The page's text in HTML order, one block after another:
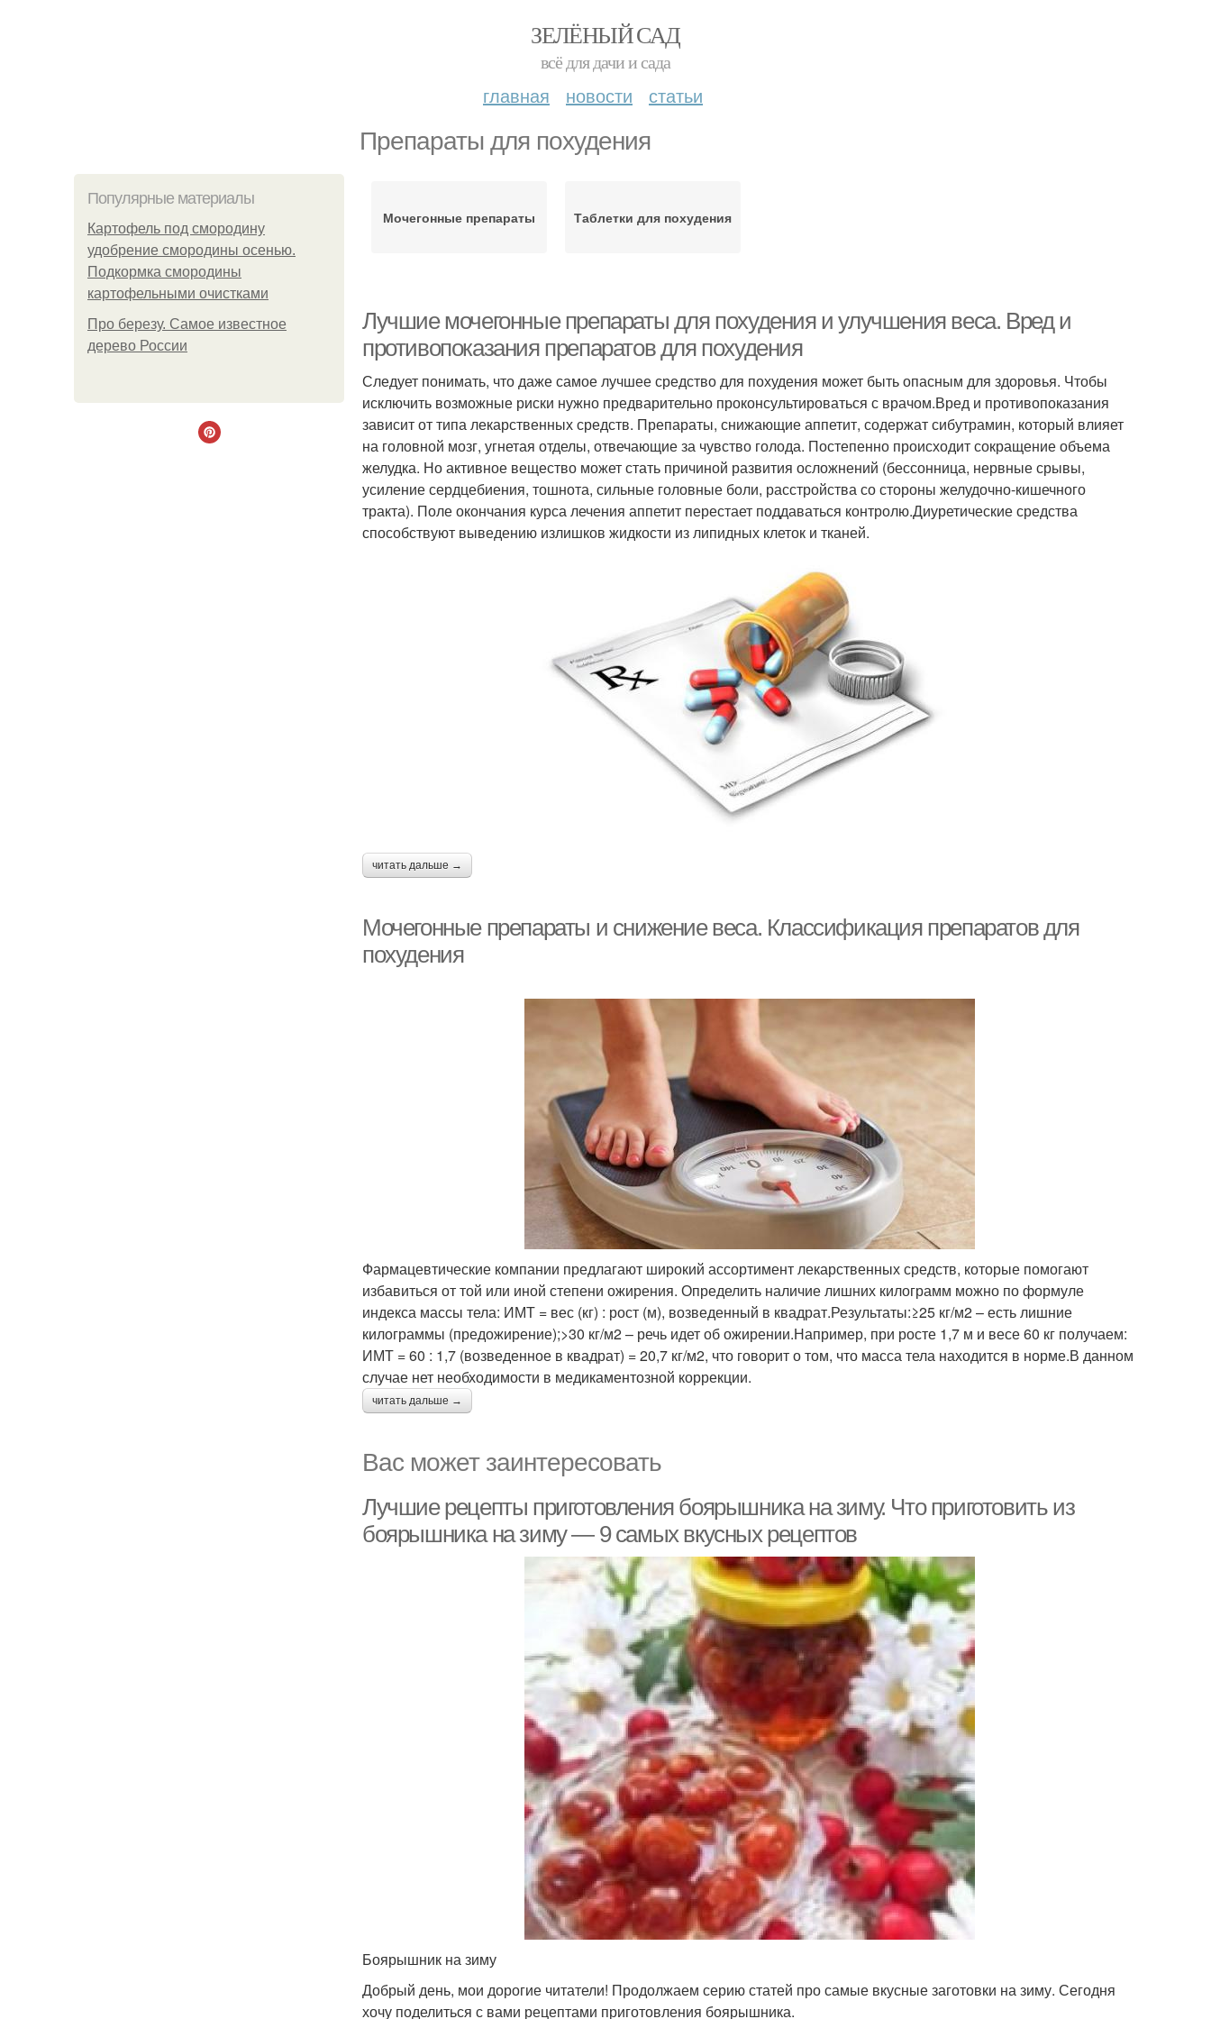
ЗЕЛЁНЫЙ САД
всё для дачи и сада
главная новости статьи
Препараты для похудения
Популярные материалы
Картофель под смородину
удобрение смородины осенью.
Подкормка смородины
картофельными очистками
Про березу. Самое известное
дерево России
Мочегонные препараты Таблетки для похудения
Лучшие мочегонные препараты для похудения и улучшения веса. Вред и
противопоказания препаратов для похудения
Следует понимать, что даже самое лучшее средство для похудения может быть опасным для здоровья. Чтобы
исключить возможные риски нужно предварительно проконсультироваться с врачом.Вред и противопоказания
зависит от типа лекарственных средств. Препараты, снижающие аппетит, содержат сибутрамин, который влияет
на головной мозг, угнетая отделы, отвечающие за чувство голода. Постепенно происходит сокращение объема
желудка. Но активное вещество может стать причиной развития осложнений (бессонница, нервные срывы,
усиление сердцебиения, тошнота, сильные головные боли, расстройства со стороны желудочно-кишечного
тракта). Поле окончания курса лечения аппетит перестает поддаваться контролю.Диуретические средства
способствуют выведению излишков жидкости из липидных клеток и тканей.
читать дальше →
Мочегонные препараты и снижение веса. Классификация препаратов для
похудения
Фармацевтические компании предлагают широкий ассортимент лекарственных средств, которые помогают
избавиться от той или иной степени ожирения. Определить наличие лишних килограмм можно по формуле
индекса массы тела: ИМТ = вес (кг) : рост (м), возведенный в квадрат.Результаты:≥25 кг/м2 – есть лишние
килограммы (предожирение);>30 кг/м2 – речь идет об ожирении.Например, при росте 1,7 м и весе 60 кг получаем:
ИМТ = 60 : 1,7 (возведенное в квадрат) = 20,7 кг/м2, что говорит о том, что масса тела находится в норме.В данном
случае нет необходимости в медикаментозной коррекции.
читать дальше →
Вас может заинтересовать
Лучшие рецепты приготовления боярышника на зиму. Что приготовить из
боярышника на зиму — 9 самых вкусных рецептов
Боярышник на зиму
Добрый день, мои дорогие читатели! Продолжаем серию статей про самые вкусные заготовки на зиму. Сегодня
хочу поделиться с вами рецептами приготовления боярышника.